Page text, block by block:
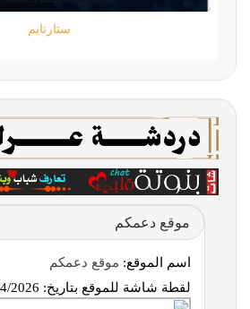
ستارتايم
موقع دعمكم
اسم الموقع: موقع دعمكم
لقطة شاشة للموقع بتاريخ: